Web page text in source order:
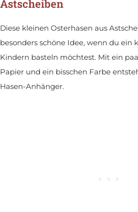
Astscheiben
Diese kleinen Osterhasen aus
besonders schöne Idee, wenn du ein
Kindern basteln möchtest. Mit ein
Papier und ein bisschen Farbe
Hasen-Anhänger.